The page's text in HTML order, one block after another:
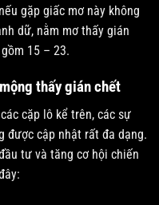
gặp giấc mơ này không
dữ, nằm mơ thấy gián
15 – 23.
thấy gián chết
cặp lô kể trên, các sự
được cập nhật rất đa dạng.
tư và tăng cơ hội chiến